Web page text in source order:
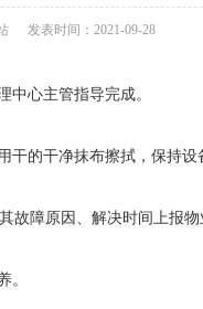
发表时间：2021-09-28
心主管指导完成。
的干净抹布擦拭，保持设
障原因、解决时间上报物
。